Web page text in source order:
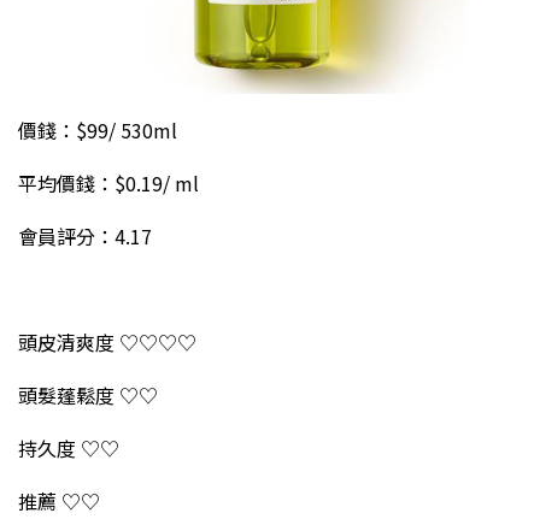
價錢：$99/ 530ml
平均價錢：$0.19/ ml
會員評分：4.17
頭皮清爽度 ♡♡♡♡
頭髮蓬鬆度 ♡♡
持久度 ♡♡
推薦 ♡♡